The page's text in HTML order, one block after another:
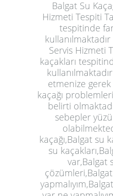
Balgat Su
Hizmeti Tespiti
tespitinde
Servis Hizmeti
kaçakları
etmenize gerek
kaçağı
belirti
sebepler
kaçağı,Balgat su
su
var,Balgat